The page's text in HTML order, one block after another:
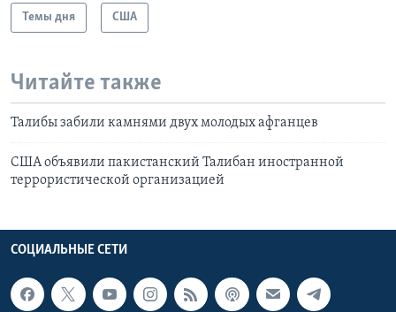
Темы дня США
Читайте также
Талибы забили камнями двух молодых афганцев
США объявили пакистанский Талибан иностранной
террористической организацией
СОЦИАЛЬНЫЕ СЕТИ